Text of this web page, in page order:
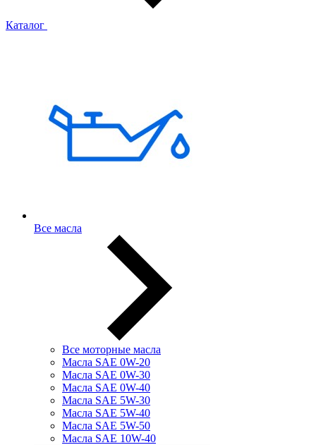
Каталог
Все масла
Все моторные масла
Масла SAE 0W-20
Масла SAE 0W-30
Масла SAE 0W-40
Масла SAE 5W-30
Масла SAE 5W-40
Масла SAE 5W-50
Масла SAE 10W-40